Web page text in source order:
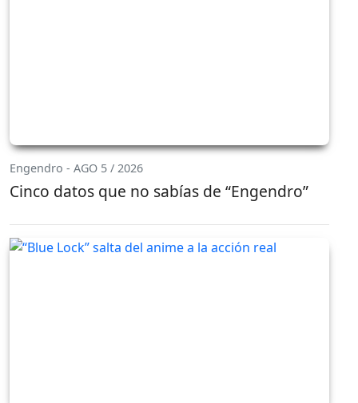
Engendro - AGO 5 / 2026
Cinco datos que no sabías de “Engendro”